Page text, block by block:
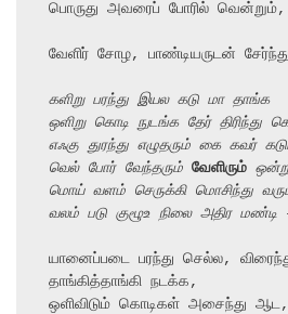
பொருது அவரைப் போரில் வென்றும்,
வேளிர் சோழ, பாண்டியருடன்
களிறு பரந்து இயல கடு மா தாங்க
ஒளிறு கொடி நுடங்க தேர் திரிந்து
எஃகு துரந்து எழுதரும் கை கவர்
வெல் போர் வேந்தரும் வேளிரும்
மொய் வளம் செருக்கி மொசிந்து
வலம் படு குழூஉ நிலை அதிர
யானைப்படை பரந்து செல்ல,
தாங்கித்தாங்கி நடக்க,
ஒளிவிடும் கொடிகள் அசைந்து ஆட,